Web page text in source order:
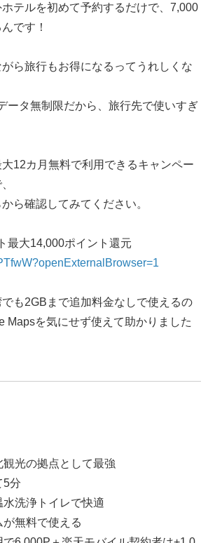
テルを初めて予約するだけで、7,000
です！
ら旅行もお得になるってうれしくな
ータ無制限だから、旅行先で使いすぎ
12カ月無料で利用できるキャンペー
ら確認してみてください。
大14,000ポイント還元
も2GBまで追加料金なしで使えるの
Mapsを気にせず使えて助かりました
光の拠点として最強
5分
洗浄トイレで快適
無料で使える